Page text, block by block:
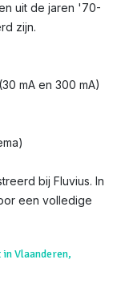
uit de jaren '70-
zijn.
mA en 300 mA)
bij Fluvius. In
een volledige
Vlaanderen,